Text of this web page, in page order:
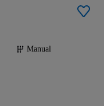
Manual